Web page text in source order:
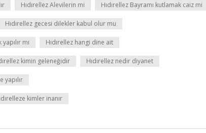
Hıdırellez Alevilerin mi Hıdırellez Bayramı kutlamak caiz mi
Hıdırellez gecesi dilekler kabul olur mu
mı Hıdırellez hangi dine ait
kimin geleneğidir Hıdırellez nedir diyanet
yapılır
kimler inanır